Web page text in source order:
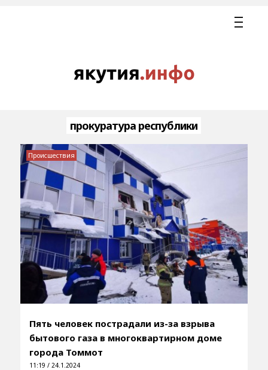
прокуратура республики
Пять человек пострадали из-за взрыва
бытового газа в многоквартирном доме
города Томмот
11:19 / 24.1.2024
Происшествия